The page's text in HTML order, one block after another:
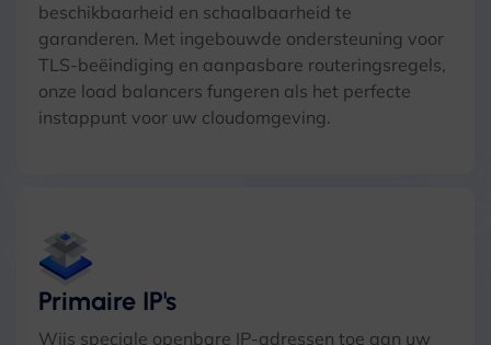
beschikbaarheid en schaalbaarheid te
garanderen. Met ingebouwde ondersteuning voor
TLS-beëindiging en aanpasbare routeringsregels,
onze load balancers fungeren als het perfecte
instappunt voor uw cloudomgeving.
Primaire IP's
Wijs speciale openbare IP-adressen toe aan uw